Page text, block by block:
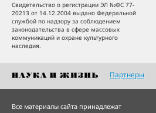
Свидетельство о регистрации ЭЛ №ФС 77-
20213 от 14.12.2004 выдано Федеральной
службой по надзору за соблюдением
законодательства в сфере массовых
коммуникаций и охране культурного
наследия.
Партнеры
Все материалы сайта принадлежат